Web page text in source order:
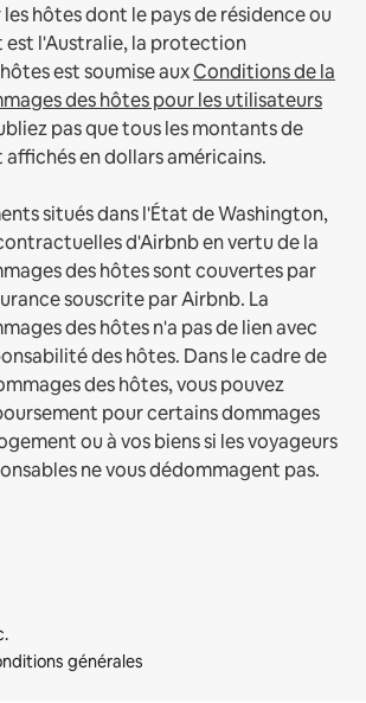
les hôtes dont le pays de résidence ou
est l'Australie, la protection
est soumise auxConditions de la
des hôtes pour les utilisateurs
pas que tous les montants de
en dollars américains.
situés dans l'État de Washington,
d'Airbnb en vertu de la
des hôtes sont couvertes par
souscrite par Airbnb. La
des hôtes n'a pas de lien avec
des hôtes. Dans le cadre de
des hôtes, vous pouvez
pour certains dommages
ou à vos biens si les voyageurs
ne vous dédommagent pas.
générales